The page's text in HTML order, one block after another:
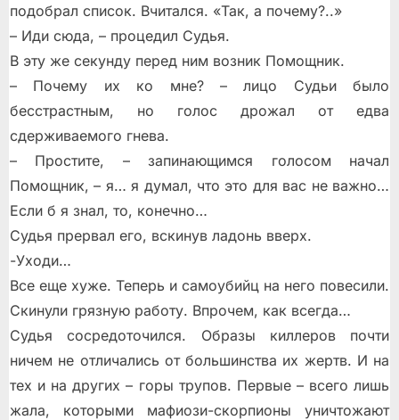
подобрал список. Вчитался. «Так, а почему?..»
– Иди сюда, – процедил Судья.
В эту же секунду перед ним возник Помощник.
– Почему их ко мне? – лицо Судьи было
бесстрастным, но голос дрожал от едва
сдерживаемого гнева.
– Простите, – запинающимся голосом начал
Помощник, – я… я думал, что это для вас не важно…
Если б я знал, то, конечно…
Судья прервал его, вскинув ладонь вверх.
-Уходи…
Все еще хуже. Теперь и самоубийц на него повесили.
Скинули грязную работу. Впрочем, как всегда…
Судья сосредоточился. Образы киллеров почти
ничем не отличались от большинства их жертв. И на
тех и на других – горы трупов. Первые – всего лишь
жала, которыми мафиози-скорпионы уничтожают